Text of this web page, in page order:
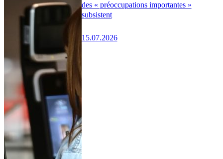
des « préoccupations importantes »
subsistent
15.07.2026